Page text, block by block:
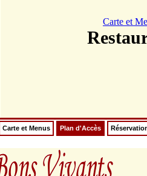
Carte et
Carte et Menus Plan d'Accès